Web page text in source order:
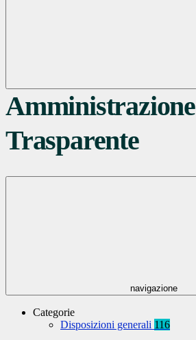
Amministrazione
Trasparente
navigazione
Categorie
Disposizioni generali 116